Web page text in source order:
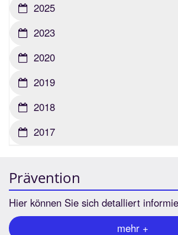
2025
2023
2020
2019
2018
2017
Prävention
Hier können Sie sich detalliert
mehr +